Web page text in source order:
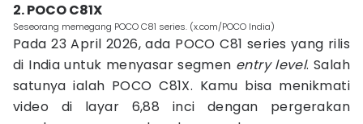
2. POCO C81X
Seseorang memegang POCO C81 series. (x.com/POCO India)
Pada 23 April 2026, ada POCO C81 series yang rilis
di India untuk menyasar segmen entry level. Salah
satunya ialah POCO C81X. Kamu bisa menikmati
video di layar 6,88 inci dengan pergerakan